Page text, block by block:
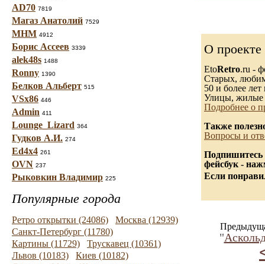
AD70 7819
Магаз Анатолий 7529
МНМ 4912
Борис Ассеев 3339
alek48s 1488
Ronny 1390
Белков Альберт 515
VSx86 446
Admin 411
Lounge_Lizard 364
Гудков А.И. 274
Ed4x4 261
OVN 237
Рыковкин Владимир 225
Популярные города
Ретро открытки (24086)
Москва (12939)
Санкт-Петербург (11780)
Картины (11729)
Трускавец (10361)
Львов (10183)
Киев (10182)
О проекте
EtoRetro.ru -
Старых,
50 и более лет
Улицы, жилые
Подробнее о
Также
Вопросы и
Подпишитесь
фейсбук -
Если
"